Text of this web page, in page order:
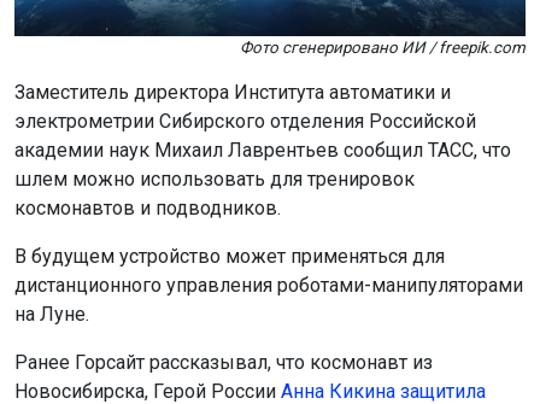
Фото сгенерировано ИИ / freepik.com
Заместитель директора Института автоматики и
электрометрии Сибирского отделения Российской
академии наук Михаил Лаврентьев сообщил ТАСС, что
шлем можно использовать для тренировок
космонавтов и подводников.
В будущем устройство может применяться для
дистанционного управления роботами-манипуляторами
на Луне.
Ранее Горсайт рассказывал, что космонавт из
Новосибирска, Герой России Анна Кикина защитила